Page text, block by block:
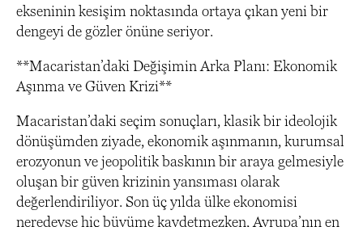
ekseninin kesişim noktasında ortaya çıkan yeni bir
dengeyi de gözler önüne seriyor.
**Macaristan’daki Değişimin Arka Planı: Ekonomik
Aşınma ve Güven Krizi**
Macaristan’daki seçim sonuçları, klasik bir ideolojik
dönüşümden ziyade, ekonomik aşınmanın, kurumsal
erozyonun ve jeopolitik baskının bir araya gelmesiyle
oluşan bir güven krizinin yansıması olarak
değerlendiriliyor. Son üç yılda ülke ekonomisi
neredeyse hiç büyüme kaydetmezken, Avrupa’nın en